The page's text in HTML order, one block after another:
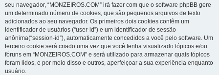
seu navegador, “MONZEIROS.COM” irá fazer com que o software phpBB gere
um determinado número de cookies, que são pequenos arquivos de texto
adicionados ao seu navegador. Os primeiros dois cookies contêm um
identificador de usuários (“user-id”) e um identificador de sessão
anônima(“session-id”), automaticamente concedidos a você pelo software. Um
terceiro cookie será criado uma vez que você tenha visualizado tópicos e/ou
fóruns em “MONZEIROS.COM” e será utilizado para armazenar quais tópicos
foram lidos, e por meio disso e outros, aperfeiçoar a sua experiência enquanto
usuário.